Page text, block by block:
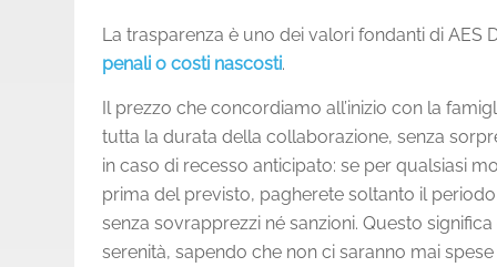
La trasparenza è uno dei valori fondanti di AES
penali o costi nascosti.
Il prezzo che concordiamo all’inizio con la
tutta la durata della collaborazione, senza
in caso di recesso anticipato: se per qualsiasi
prima del previsto, pagherete soltanto il
senza sovrapprezzi né sanzioni. Questo
serenità, sapendo che non ci saranno mai